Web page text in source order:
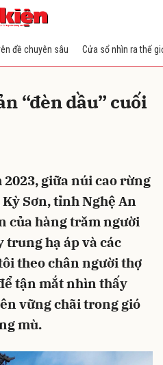
đề chuyên sâu Cửa sổ nhìn ra thế
“đèn dầu” cuối
giữa núi cao rừng
Sơn, tỉnh Nghệ An
của hàng trăm người
trung hạ áp và các
theo chân người thợ
tận mắt nhìn thấy
vững chãi trong gió
mù.
Hủy Gửi